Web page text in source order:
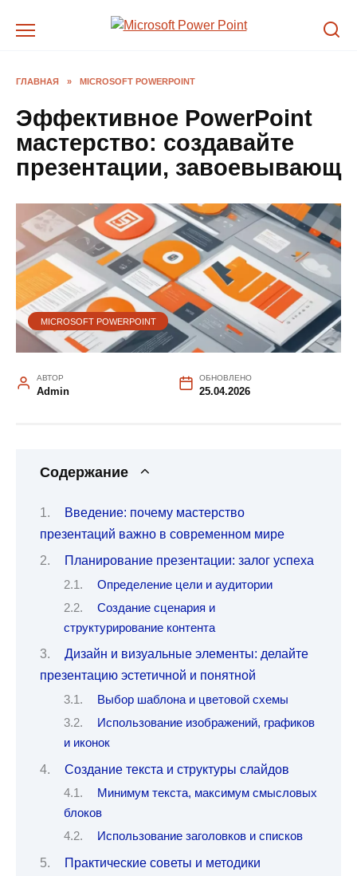
ГЛАВНАЯ » MICROSOFT POWERPOINT
Эффективное PowerPoint
мастерство: создавайте
презентации, завоевывающ
MICROSOFT POWERPOINT
АВТОР
Admin
ОБНОВЛЕНО
25.04.2026
Содержание
Введение: почему мастерство
презентаций важно в современном мире
Планирование презентации: залог успеха
Определение цели и аудитории
Создание сценария и
структурирование контента
Дизайн и визуальные элементы: делайте
презентацию эстетичной и понятной
Выбор шаблона и цветовой схемы
Использование изображений, графиков
и иконок
Создание текста и структуры слайдов
Минимум текста, максимум смысловых
блоков
Использование заголовков и списков
Практические советы и методики